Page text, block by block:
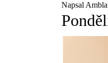
Napsal